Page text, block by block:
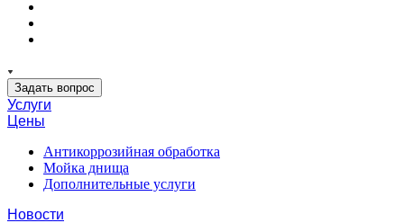
Задать вопрос
Услуги
Цены
Антикоррозийная обработка
Мойка днища
Дополнительные услуги
Новости